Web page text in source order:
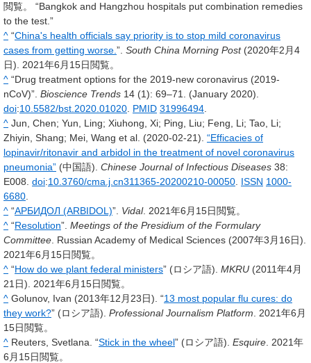
閲覧。 “Bangkok and Hangzhou hospitals put combination remedies
to the test.”
^ “China's health officials say priority is to stop mild coronavirus
cases from getting worse. ”. South China Morning Post(2020年2月4
日). 2021年6月15日閲覧。
^ “Drug treatment options for the 2019-new coronavirus (2019-
nCoV)”. Bioscience Trends 14 (1): 69–71. (January 2020).
doi:10.5582/bst.2020.01020 PMID 31996494
^ Jun, Chen; Yun, Ling; Xiuhong, Xi; Ping, Liu; Feng, Li; Tao, Li;
Zhiyin, Shang; Mei, Wang et al. (2020-02-21). “Efficacies of
lopinavir/ritonavir and arbidol in the treatment of novel coronavirus
pneumonia” (中国語). Chinese Journal of Infectious Diseases 38:
E008. doi:10.3760/cma.j.cn311365-20200210-00050 ISSN 1000-
6680
^ “АРБИДОЛ (ARBIDOL)”. Vidal. 2021年6月15日閲覧。
^ “Resolution”. Meetings of the Presidium of the Formulary
Committee . Russian Academy of Medical Sciences (2007年3月16日).
2021年6月15日閲覧。
^ “How do we plant federal ministers” (ロシア語). MKRU (2011年4月
21日). 2021年6月15日閲覧。
^ Golunov, Ivan (2013年12月23日). “13 most popular flu cures: do
they work?” (ロシア語). Professional Journalism Platform
2021年6月
15日閲覧。
^ Reuters, Svetlana. “Stick in the wheel” (ロシア語). Esquire 2021年
6月15日閲覧。